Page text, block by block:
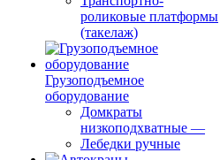
роликовые платформы
(такелаж)
Грузоподъемное
оборудование
Домкраты
низкоподхватные —
Лебедки ручные